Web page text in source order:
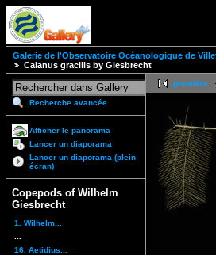
Galerie de l'Observatoire Océanologique de
Calanus gracilis by Giesbrecht
Recherche avancée
Afficher le panorama
Lancer un diaporama
Lancer un diaporama (plein
écran)
Copepods of Wilhelm
Giesbrecht
1. Wilhelm...
16. Aetidius...
première